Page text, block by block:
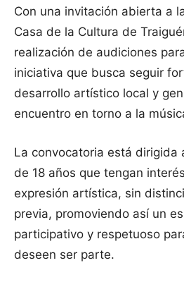
Con una invitación abierta a
Casa de la Cultura de
realización de audiciones
iniciativa que busca seguir
desarrollo artístico local y
encuentro en torno a la
La convocatoria está dirigida
de 18 años que tengan
expresión artística, sin
previa, promoviendo así un
participativo y respetuoso
deseen ser parte.